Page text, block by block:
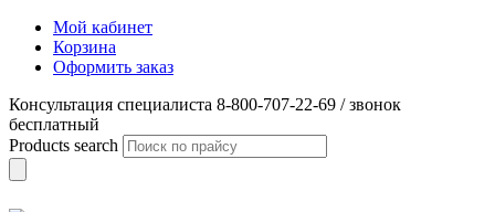
Мой кабинет
Корзина
Оформить заказ
Консультация специалиста 8-800-707-22-69 / звонок
бесплатный
Products search